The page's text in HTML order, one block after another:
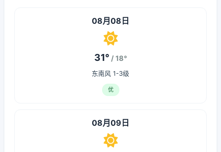
08月08日
31° / 18°
东南风 1-3级
优
08月09日